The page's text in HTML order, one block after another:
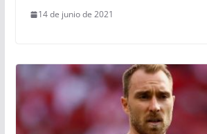
14 de junio de 2021